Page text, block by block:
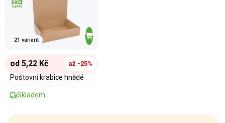
21 variant
od 5,22 Kč až -25%
Poštovní krabice hnědé
Skladem